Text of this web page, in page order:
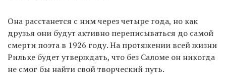
Она расстанется с ним через четыре года, но как
друзья они будут активно переписываться до самой
смерти поэта в 1926 году. На протяжении всей жизни
Рильке будет утверждать, что без Саломе он никогда
не смог бы найти свой творческий путь.